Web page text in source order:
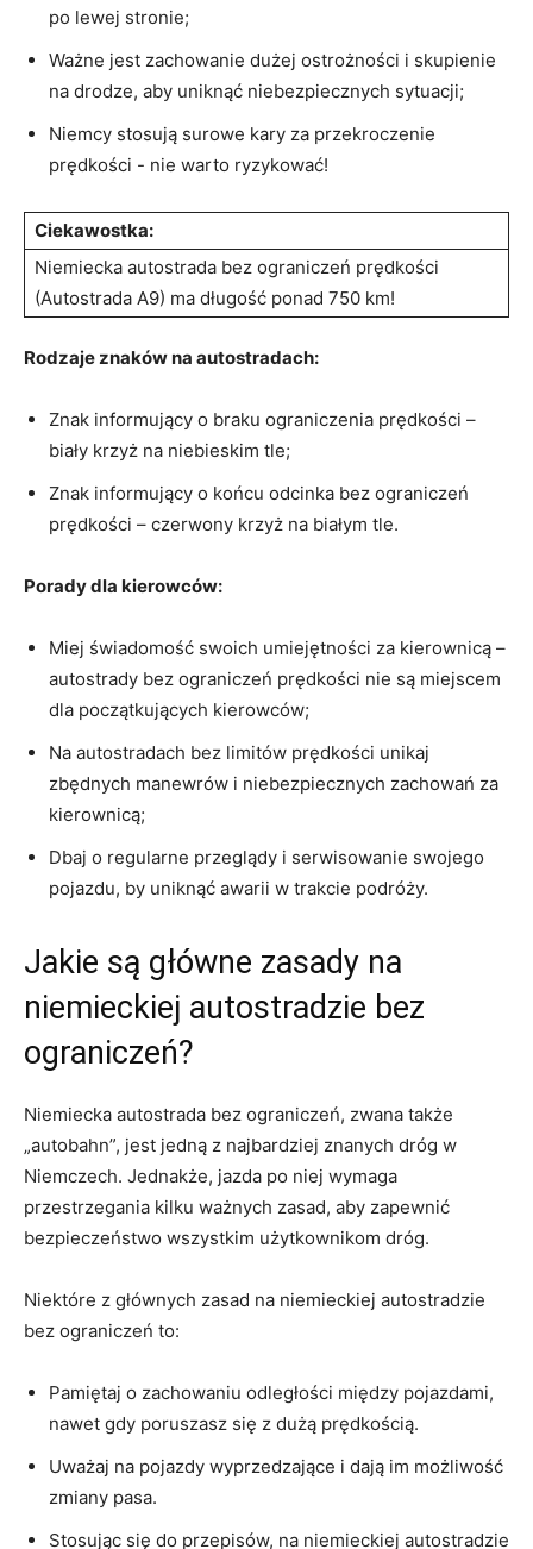
po lewej stronie;
Ważne ⁣jest zachowanie dużej ostrożności ⁤i skupienie
na drodze, aby ‌uniknąć niebezpiecznych sytuacji;
Niemcy ⁤stosują ⁢surowe kary za przekroczenie
prędkości ​- nie warto ryzykować!
Ciekawostka:
Niemiecka autostrada bez ograniczeń prędkości
(Autostrada A9) ma długość ponad 750 km!
Rodzaje znaków na autostradach:
Znak informujący o‌ braku ograniczenia prędkości –
biały krzyż na niebieskim ​tle;
Znak informujący o końcu odcinka bez ograniczeń
prędkości – czerwony krzyż ‌na ⁢białym ‍tle.
Porady dla kierowców:
Miej świadomość swoich umiejętności​ za kierownicą –
autostrady bez ograniczeń prędkości nie są miejscem
dla początkujących kierowców;
Na autostradach bez‌ limitów ‍prędkości unikaj
zbędnych manewrów i niebezpiecznych zachowań za
⁢kierownicą;
Dbaj o regularne ⁤przeglądy i serwisowanie swojego
pojazdu,‌ by uniknąć awarii ​w ⁢trakcie⁢ podróży.
Jakie są główne ‍zasady na
‍niemieckiej autostradzie bez
ograniczeń?
Niemiecka autostrada bez ograniczeń, zwana także
„autobahn”, jest jedną z ‌najbardziej znanych dróg w ​
Niemczech. Jednakże, jazda‍ po niej wymaga
przestrzegania kilku ważnych zasad, aby zapewnić ​
bezpieczeństwo wszystkim użytkownikom dróg.
Niektóre z głównych zasad na niemieckiej autostradzie
bez ograniczeń⁤ to:
Pamiętaj o zachowaniu odległości między pojazdami,
nawet gdy⁢ poruszasz się z dużą prędkością.
Uważaj na pojazdy wyprzedzające i dają ‌im możliwość
⁤zmiany pasa.
Stosując się do przepisów, ‍na ⁣niemieckiej autostradzie